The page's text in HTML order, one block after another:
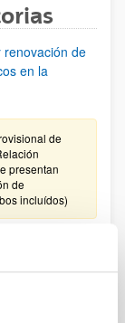
renovación de
en la
de
presentan
de
incluídos)
cultura
2026